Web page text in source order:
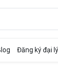
Đăng ký đại lý